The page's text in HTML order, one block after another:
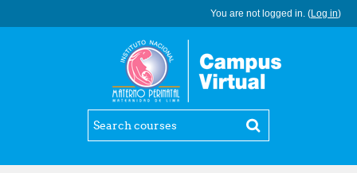
You are not logged in. (Log in)